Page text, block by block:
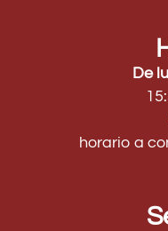
De
horario a